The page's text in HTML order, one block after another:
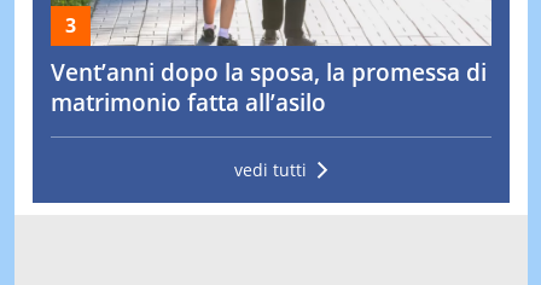
Vent’anni dopo la sposa, la promessa di
matrimonio fatta all’asilo
vedi tutti